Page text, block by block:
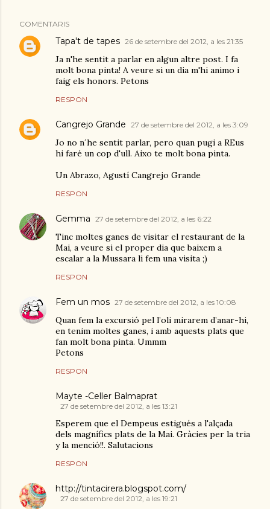
COMENTARIS
Tapa't de tapes 26 de setembre del 2012, a les 21:35
Ja n'he sentit a parlar en algun altre post. I fa
molt bona pinta! A veure si un dia m'hi animo i
faig els honors. Petons
RESPON
Cangrejo Grande 27 de setembre del 2012, a les 3:09
Jo no n´he sentit parlar, pero quan pugi a REus
hi faré un cop d'ull. Aixo te molt bona pinta.
Un Abrazo, Agustí Cangrejo Grande
RESPON
Gemma 27 de setembre del 2012, a les 6:22
Tinc moltes ganes de visitar el restaurant de la
Mai, a veure si el proper dia que baixem a
escalar a la Mussara li fem una visita ;)
RESPON
Fem un mos 27 de setembre del 2012, a les 10:08
Quan fem la excursió pel l’oli mirarem d’anar-hi,
en tenim moltes ganes, i amb aquests plats que
fan molt bona pinta. Ummm
Petons
RESPON
Mayte -Celler Balmaprat
27 de setembre del 2012, a les 13:21
Esperem que el Dempeus estigués a l'alçada
dels magnífics plats de la Mai. Gràcies per la tria
y la menció!!. Salutacions
RESPON
http://tintacirera.blogspot.com/
27 de setembre del 2012, a les 19:21